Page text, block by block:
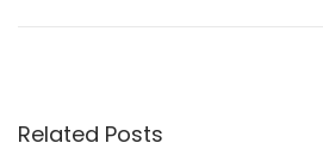
d
Related Posts